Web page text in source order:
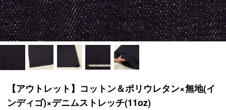
【アウトレット】コットン＆ポリウレタン×無地(イ
ンディゴ)×デニムストレッチ(11oz)